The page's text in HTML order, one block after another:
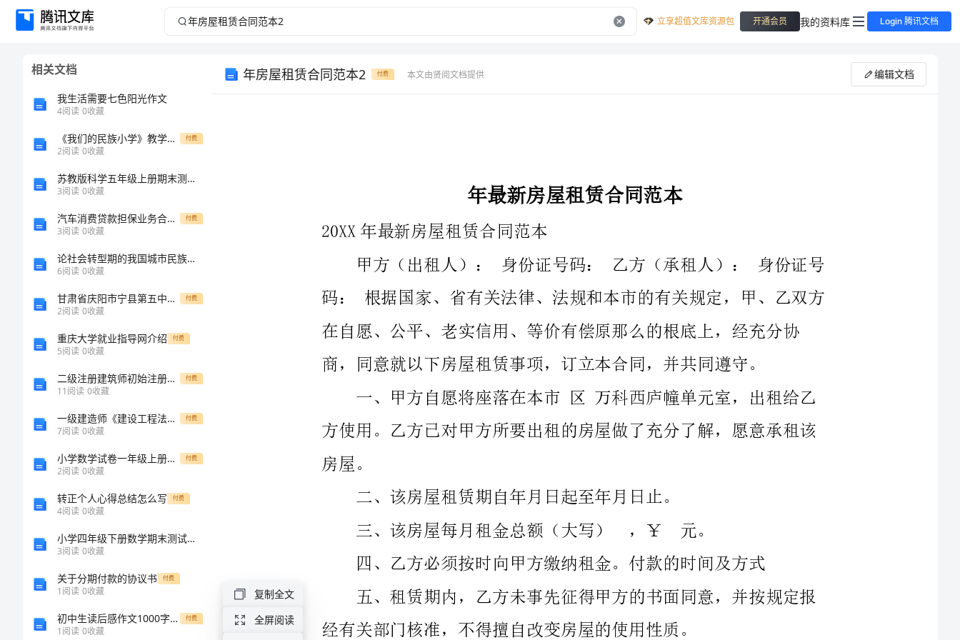
年
20XX
立享超值文库资源包 开通会员 我的资料库 Login 腾讯文档
相关文档
我生活需要七色阳光作文
4阅读 0收藏
《我们的民族小学》教学设计1 付费
2阅读 0收藏
苏教版科学五年级上册期末测试卷含答案【名师推荐】
3阅读 0收藏
汽车消费贷款担保业务合作协议书 付费
3阅读 0收藏
论社会转型期的我国城市民族问题
6阅读 0收藏
甘肃省庆阳市宁县第五中学八年级物理下册9.3大气压强教学案无答案新版新人教版 付费
2阅读 0收藏
重庆大学就业指导网介绍 付费
5阅读 0收藏
二级注册建筑师初始注册申请表(样表) 付费
11阅读 0收藏
一级建造师《建设工程法规及相关知识》模拟试卷C卷（含答案） 付费
7阅读 0收藏
小学数学试卷一年级上册期中测试卷含完整答案（全国通用） 付费
2阅读 0收藏
转正个人心得总结怎么写 付费
4阅读 0收藏
小学四年级下册数学期末测试卷附参考答案【典型题】
3阅读 0收藏
关于分期付款的协议书 付费
1阅读 0收藏
初中生读后感作文1000字：《世界是平的》读后感 付费
1阅读 0收藏
年房屋租赁合同范本2 付费 本文由贤阅文档提供 编辑文档
使乙方或第三人遭受损失的，甲方负责赔偿。如因乙方使用不当造
成房屋或设施损坏的，乙方应立即负责修复或予以经济赔偿。
七、甲方维修房屋及其附着设施，应提前天书面通知乙方，乙
甲方（出租人）：身份证号码：乙方（承租人）：身份证号
在自愿、公平、老实信用、等价有偿原那么的根底上，经充分协
一、甲方自愿将座落在本市区万科西庐幢单元室，出租给乙
方使用。乙方已对甲方所要出租的房屋做了充分了解，愿意承租该
二、该房屋租赁期自年月日起至年月日止。
四、乙方必须按时向甲方缴纳租金。付款的时间及方式
经有关部门核准，不得擅自改变房屋的使用性质。
复制全文
全屏阅读